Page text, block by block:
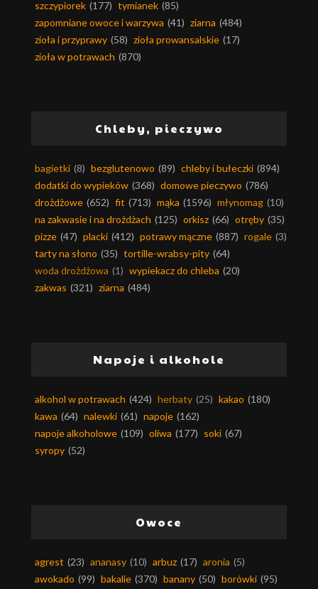
szczypiorek (177) tymianek (85)
zapomniane owoce i warzywa (41) ziarna (484)
zioła i przyprawy (58) zioła prowansalskie (17)
zioła w potrawach (870)
Chleby, pieczywo
bagietki (8) bezglutenowo (89) chleby i bułeczki (894)
dodatki do wypieków (368) domowe pieczywo (786)
drożdżowe (652) fit (713) mąka (1596) młynomag (10)
na zakwasie i na drożdżach (125) orkisz (66) otręby (35)
pizze (47) placki (412) potrawy mączne (887) rogale (3)
tarty na słono (35) tortille-wrabsy-pity (64)
woda drożdżowa (1) wypiekacz do chleba (20)
zakwas (321) ziarna (484)
Napoje i alkohole
alkohol w potrawach (424) herbaty (25) kakao (180)
kawa (64) nalewki (61) napoje (162)
napoje alkoholowe (109) oliwa (177) soki (67)
syropy (52)
Owoce
agrest (23) ananasy (10) arbuz (17) aronia (5)
awokado (99) bakalie (370) banany (50) borówki (95)